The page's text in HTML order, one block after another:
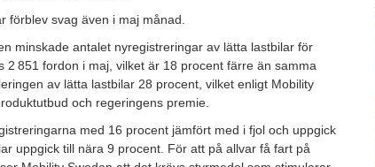
förblev svag även i maj månad.
minskade antalet nyregistreringar av lätta lastbilar för
851 fordon i maj, vilket är 18 procent färre än samma
av lätta lastbilar 28 procent, vilket enligt Mobility
och regeringens premie.
med 16 procent jämfört med i fjol och uppgick
uppgick till nära 9 procent. För att på allvar få fart på